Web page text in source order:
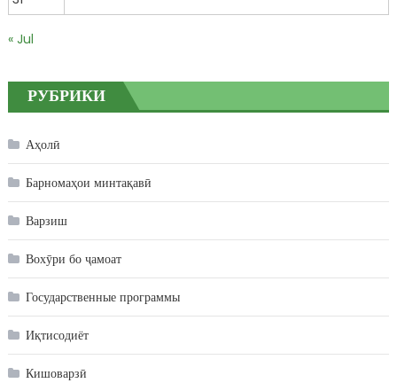
« Jul
РУБРИКИ
Аҳолӣ
Барномаҳои минтақавӣ
Варзиш
Вохӯри бо ҷамоат
Государственные программы
Иқтисодиёт
Кишоварзӣ